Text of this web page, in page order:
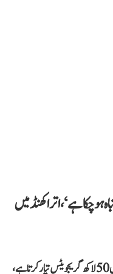
ہو چکا ہے‘، اتراکھنڈ میں
کانگریس صدر کھڑگے نے کہا کہ ’’ہندوستان ہر سال 50 لاکھ گریجویٹس تیار کرتا ہے،